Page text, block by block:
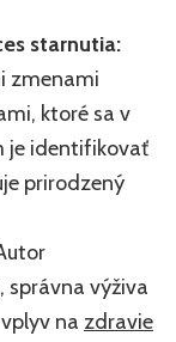
starnutia:
zmenami
ktoré sa v
je identifikovať
prirodzený
správna výživa
na zdravie